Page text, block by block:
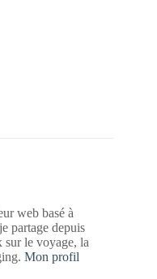
web basé à
partage depuis
sur le voyage, la
Mon profil